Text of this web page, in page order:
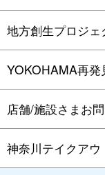
地方創生プロジェ
YOKOHAMA再発
店舗/施設さまお
神奈川テイクアウ